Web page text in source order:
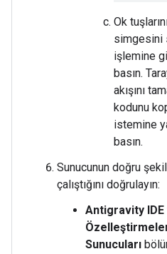
Ok
simgesini
işlemine
basın.
akışını
kodunu
istemine
basın.
Sunucunun doğru
çalıştığını doğrulayın:
Antigravity IDE
Sunucuları